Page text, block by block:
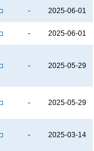
- 2025-06-01
- 2025-06-01
- 2025-05-29
- 2025-05-29
- 2025-03-14